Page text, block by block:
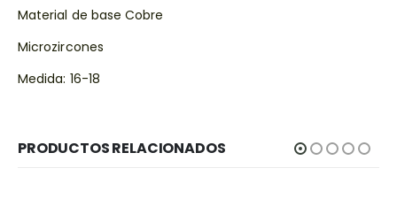
Material de base Cobre
Microzircones
Medida: 16-18
PRODUCTOS RELACIONADOS